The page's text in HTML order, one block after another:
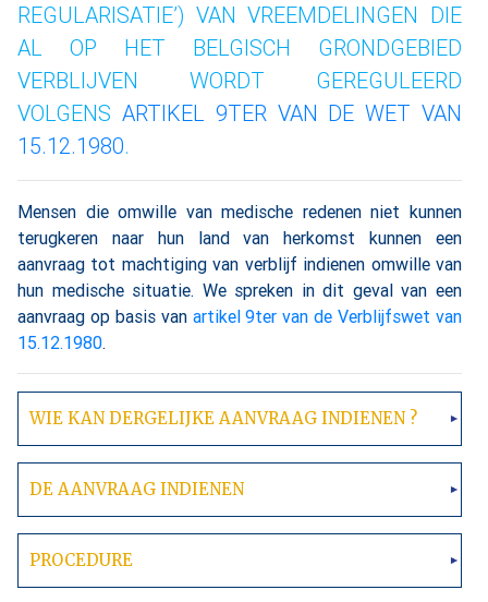
REGULARISATIE’) VAN VREEMDELINGEN DIE
AL OP HET BELGISCH GRONDGEBIED
VERBLIJVEN WORDT GEREGULEERD
VOLGENS ARTIKEL 9TER VAN DE WET VAN
15.12.1980.
Mensen die omwille van medische redenen niet kunnen
terugkeren naar hun land van herkomst kunnen een
aanvraag tot machtiging van verblijf indienen omwille van
hun medische situatie. We spreken in dit geval van een
aanvraag op basis van artikel 9ter van de Verblijfswet van
15.12.1980.
WIE KAN DERGELIJKE AANVRAAG INDIENEN ?
DE AANVRAAG INDIENEN
PROCEDURE